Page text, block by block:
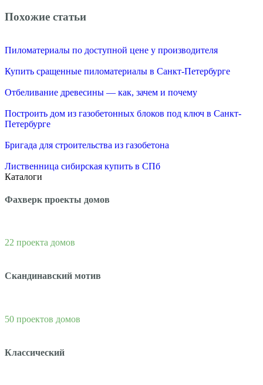
Похожие статьи
Пиломатериалы по доступной цене у производителя
Купить сращенные пиломатериалы в Санкт-Петербурге
Отбеливание древесины — как, зачем и почему
Построить дом из газобетонных блоков под ключ в Санкт-
Петербурге
Бригада для строительства из газобетона
Лиственница сибирская купить в СПб
Каталоги
Фахверк проекты домов
22 проекта домов
Скандинавский мотив
50 проектов домов
Классический